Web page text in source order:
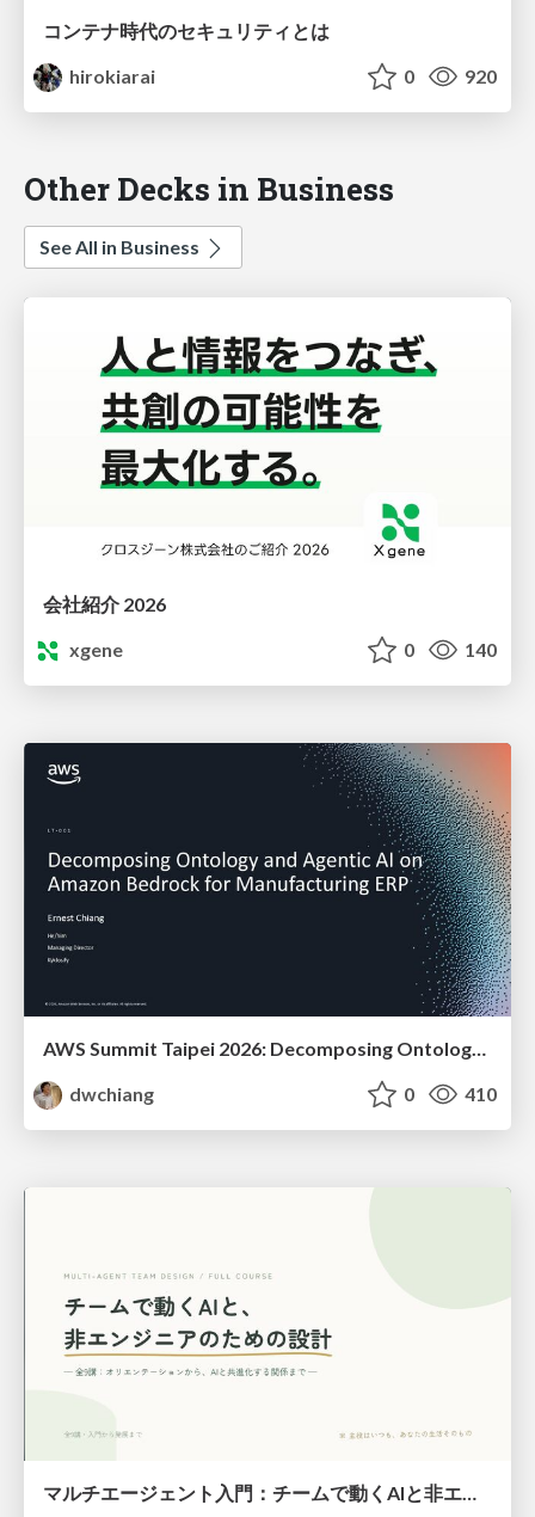
コンテナ時代のセキュリティとは
hirokiarai
0 920
Other Decks in Business
See All in Business
会社紹介 2026
xgene
0 140
AWS Summit Taipei 2026: Decomposing Ontology and Agentic AI - Using Amazon Bedrock to Bring Living Water to Manufacturing ERP
dwchiang
0 410
マルチエージェント入門：チームで動くAIと非エンジニアのための設計（Claude Code）